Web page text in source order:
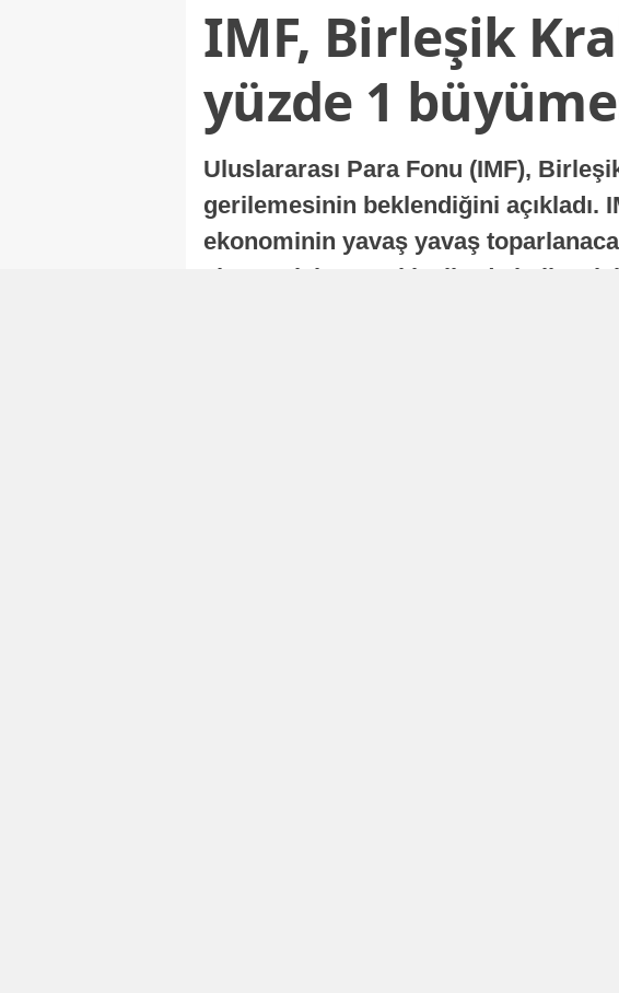
IMF, Birleşik
yüzde 1
Uluslararası Para Fonu (IMF),
gerilemesinin beklendiğini açıkladı.
ekonominin yavaş yavaş
ekonomisi, sonraki yıllarda